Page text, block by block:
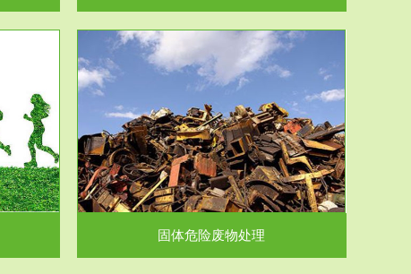
生产建设、
...
固体危险废物处理